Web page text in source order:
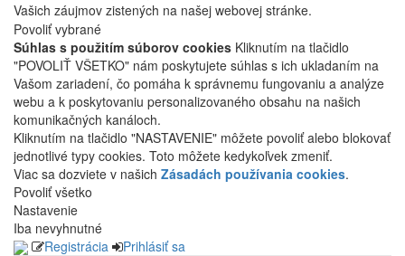
Vašich záujmov zistených na našej webovej stránke.
Povoliť vybrané
Súhlas s použitím súborov cookies Kliknutím na tlačidlo
"POVOLIŤ VŠETKO" nám poskytujete súhlas s ich ukladaním na
Vašom zariadení, čo pomáha k správnemu fungovaniu a analýze
webu a k poskytovaniu personalizovaného obsahu na našich
komunikačných kanáloch.
Kliknutím na tlačidlo "NASTAVENIE" môžete povoliť alebo blokovať
jednotlivé typy cookies. Toto môžete kedykoľvek zmeniť.
Viac sa dozviete v našich Zásadách používania cookies.
Povoliť všetko
Nastavenie
Iba nevyhnutné
Registrácia
Prihlásiť sa